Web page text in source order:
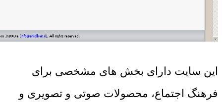
این سایت دارای بخش های مشخصی برای
فرهنگ اجتماع، محصولات صوتی و تصویری و